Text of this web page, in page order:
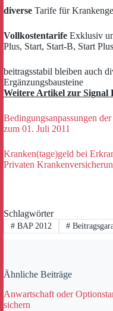
diverse Tarife für
Vollkostentarife Exklusiv
Plus, Start, Start-B, Start Plus
beitragsstabil bleiben auch
Ergänzungsbausteine
Weitere Artikel zur Signal
Bedingungsanpassungen
zum 01. Juli 2011
Kranken(tage)geld bei
Privaten
Schlagwörter
#BAP 2012 #
Ähnliche Beiträge
Anwartschaft oder
sichern